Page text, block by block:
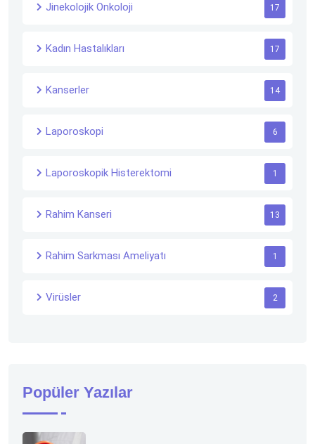
Jinekolojik Onkoloji 17
Kadın Hastalıkları 17
Kanserler 14
Laporoskopi 6
Laporoskopik Histerektomi 1
Rahim Kanseri 13
Rahim Sarkması Ameliyatı 1
Virüsler 2
Popüler Yazılar